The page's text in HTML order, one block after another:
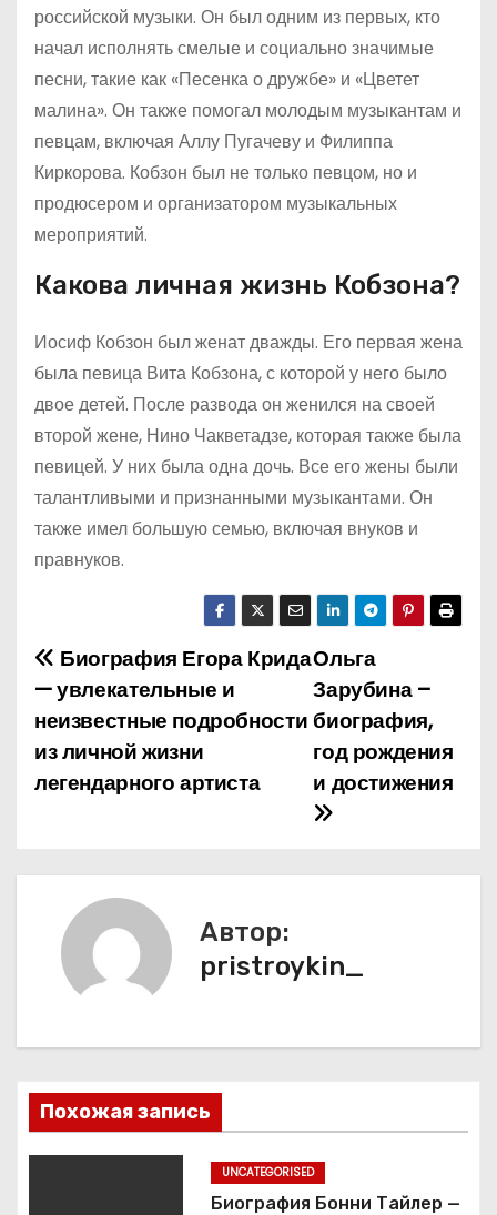
российской музыки. Он был одним из первых, кто
начал исполнять смелые и социально значимые
песни, такие как «Песенка о дружбе» и «Цветет
малина». Он также помогал молодым музыкантам и
певцам, включая Аллу Пугачеву и Филиппа
Киркорова. Кобзон был не только певцом, но и
продюсером и организатором музыкальных
мероприятий.
Какова личная жизнь Кобзона?
Иосиф Кобзон был женат дважды. Его первая жена
была певица Вита Кобзона, с которой у него было
двое детей. После развода он женился на своей
второй жене, Нино Чакветадзе, которая также была
певицей. У них была одна дочь. Все его жены были
талантливыми и признанными музыкантами. Он
также имел большую семью, включая внуков и
правнуков.
Н
а
в
я
п
о
Ольга
Зарубина –
биография,
год рождения
и достижения
Биография Егора Крида
— увлекательные и
неизвестные подробности
из личной жизни
легендарного артиста
Автор:
pristroykin_
Похожая запись
UNCATEGORISED
Биография Бонни Тайлер —